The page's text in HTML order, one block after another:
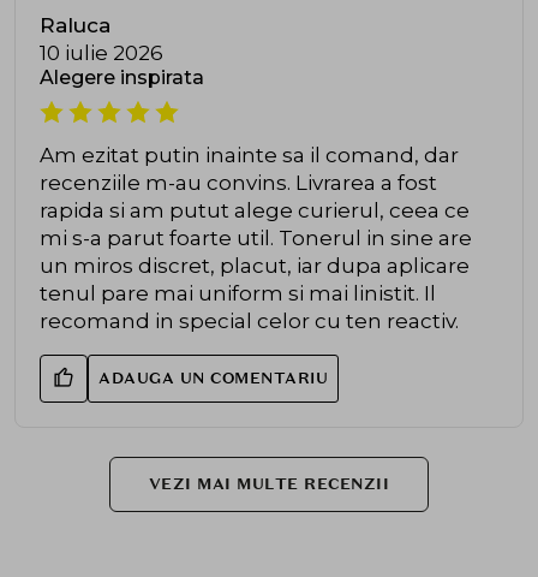
Raluca
10 iulie 2026
Alegere inspirata
Am ezitat putin inainte sa il comand, dar
recenziile m-au convins. Livrarea a fost
rapida si am putut alege curierul, ceea ce
mi s-a parut foarte util. Tonerul in sine are
un miros discret, placut, iar dupa aplicare
tenul pare mai uniform si mai linistit. Il
recomand in special celor cu ten reactiv.
ADAUGA UN COMENTARIU
VEZI MAI MULTE RECENZII